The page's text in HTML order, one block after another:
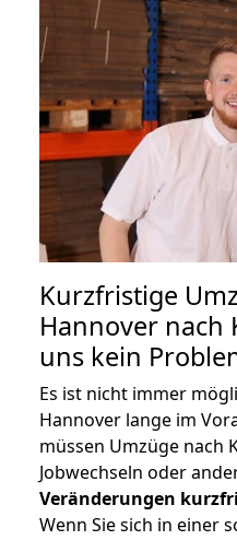
Kurzfristige
Hannover nach
uns kein
Es ist nicht immer
Hannover lange im
müssen Umzüge nach
Jobwechseln oder
Veränderungen
Wenn Sie sich in einer